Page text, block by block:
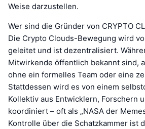
Weise darzustellen.
Wer sind die Gründer von CRYPTO
Die Crypto Clouds-Bewegung wird
geleitet und ist dezentralisiert.
Mitwirkende öffentlich bekannt sind,
ohne ein formelles Team oder eine
Stattdessen wird es von einem
Kollektiv aus Entwicklern, Forschern
koordiniert – oft als „NASA der
Kontrolle über die Schatzkammer ist